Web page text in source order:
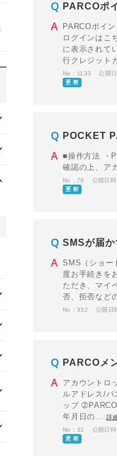
PARCOポ
PARCOポイ
ログインはこ
に表示されて
行クレジット
No：1133
公開
POCKET
■操作方法 ・
確認の上、
No：78
公開日
SMSが届か
SMS（ショー
度お手続きを
ただき、マイ
否、拒否など
No：332
公開日
PARCOメ
アカウントロ
ルアドレス/
ップ
年月日の...詳
No：32
公開日